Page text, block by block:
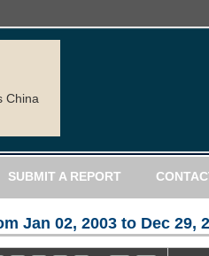
China
SUBMIT A REPORT
Jan 02, 2003 to Dec 29,